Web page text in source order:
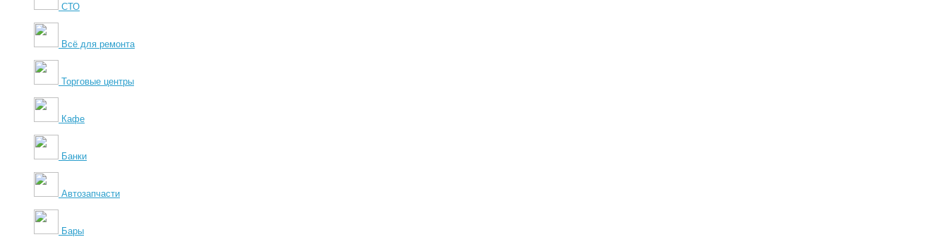
СТО
Всё для ремонта
Торговые центры
Кафе
Банки
Автозапчасти
Бары